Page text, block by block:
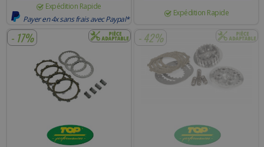
Expédition Rapide
Payer en 4x sans frais avec Paypal*
Expédition Rapide
- 17% - 42%